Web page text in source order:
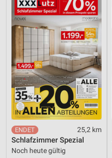
25,2 km
Schlafzimmer Spezial
Noch heute gültig